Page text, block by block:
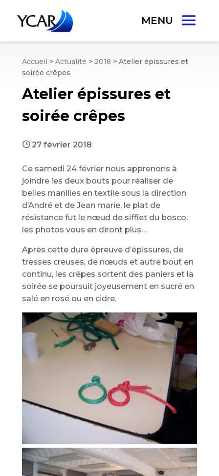
Accueil > Actualité > 2018 > Atelier épissures et
soirée crêpes
Atelier épissures et
soirée crêpes
}27 février 2018
Ce samedi 24 février nous apprenons à
joindre les deux bouts pour réaliser de
belles manilles en textile sous la direction
d’André et de Jean marie, le plat de
résistance fut le nœud de sifflet du bosco,
les photos vous en diront plus…
Après cette dure épreuve d’épissures, de
tresses creuses, de nœuds et autre bout en
continu, les crêpes sortent des paniers et la
soirée se poursuit joyeusement en sucré en
salé en rosé ou en cidre.